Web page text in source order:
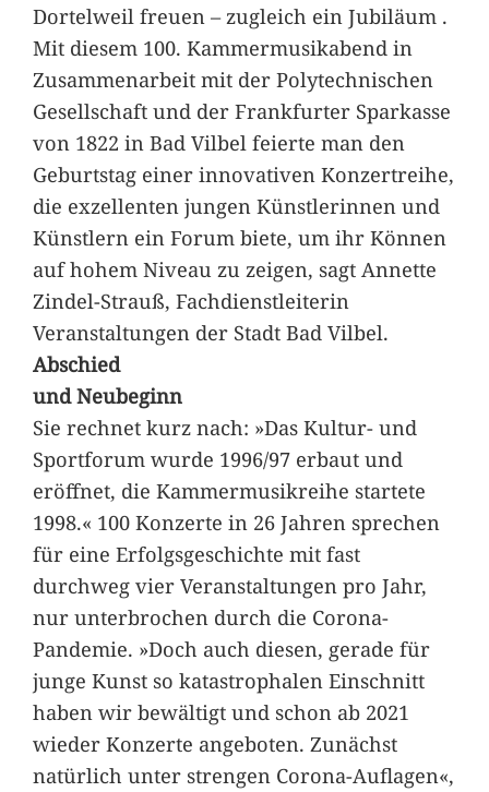
Dortelweil freuen – zugleich ein Jubiläum .
Mit diesem 100. Kammermusikabend in
Zusammenarbeit mit der Polytechnischen
Gesellschaft und der Frankfurter Sparkasse
von 1822 in Bad Vilbel feierte man den
Geburtstag einer innovativen Konzertreihe,
die exzellenten jungen Künstlerinnen und
Künstlern ein Forum biete, um ihr Können
auf hohem Niveau zu zeigen, sagt Annette
Zindel-Strauß, Fachdienstleiterin
Veranstaltungen der Stadt Bad Vilbel.
Abschied
und Neubeginn
Sie rechnet kurz nach: »Das Kultur- und
Sportforum wurde 1996/97 erbaut und
eröffnet, die Kammermusikreihe startete
1998.« 100 Konzerte in 26 Jahren sprechen
für eine Erfolgsgeschichte mit fast
durchweg vier Veranstaltungen pro Jahr,
nur unterbrochen durch die Corona-
Pandemie. »Doch auch diesen, gerade für
junge Kunst so katastrophalen Einschnitt
haben wir bewältigt und schon ab 2021
wieder Konzerte angeboten. Zunächst
natürlich unter strengen Corona-Auflagen«,